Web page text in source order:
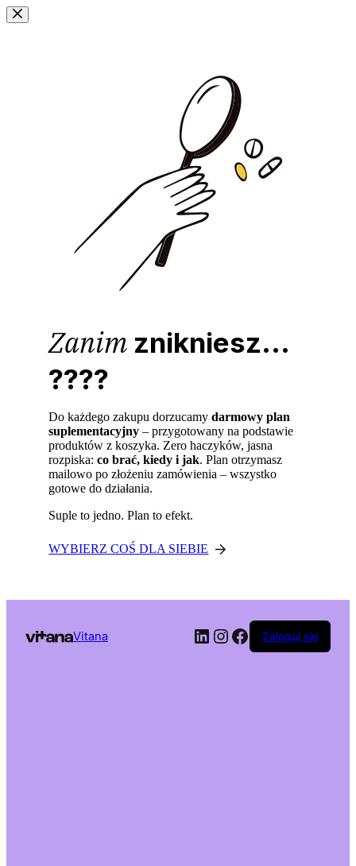
Przejdź
do
Zanim znikniesz...
????
Do każdego zakupu dorzucamydarmowy plan
suplementacyjny – przygotowany na podstawie
produktów z koszyka. Zero haczyków, jasna
rozpiska:co brać, kiedy i jak. Plan otrzymasz
mailowo po złożeniu zamówienia – wszystko
gotowe do działania.
Suple to jedno. Plan to efekt.
WYBIERZ COŚ DLA SIEBIE
Vitana LinkedIn
Instagram
Facebook
Zaloguj się